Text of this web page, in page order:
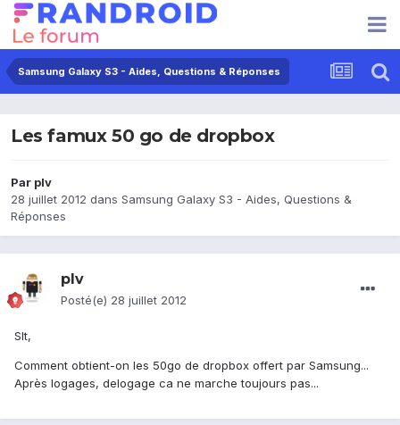
Samsung Galaxy S3 - Aides, Questions & Réponses
Les famux 50 go de dropbox
Par plv
28 juillet 2012 dans Samsung Galaxy S3 - Aides, Questions &
Réponses
plv
Posté(e) 28 juillet 2012
Slt,
Comment obtient-on les 50go de dropbox offert par Samsung...
Après logages, delogage ca ne marche toujours pas...